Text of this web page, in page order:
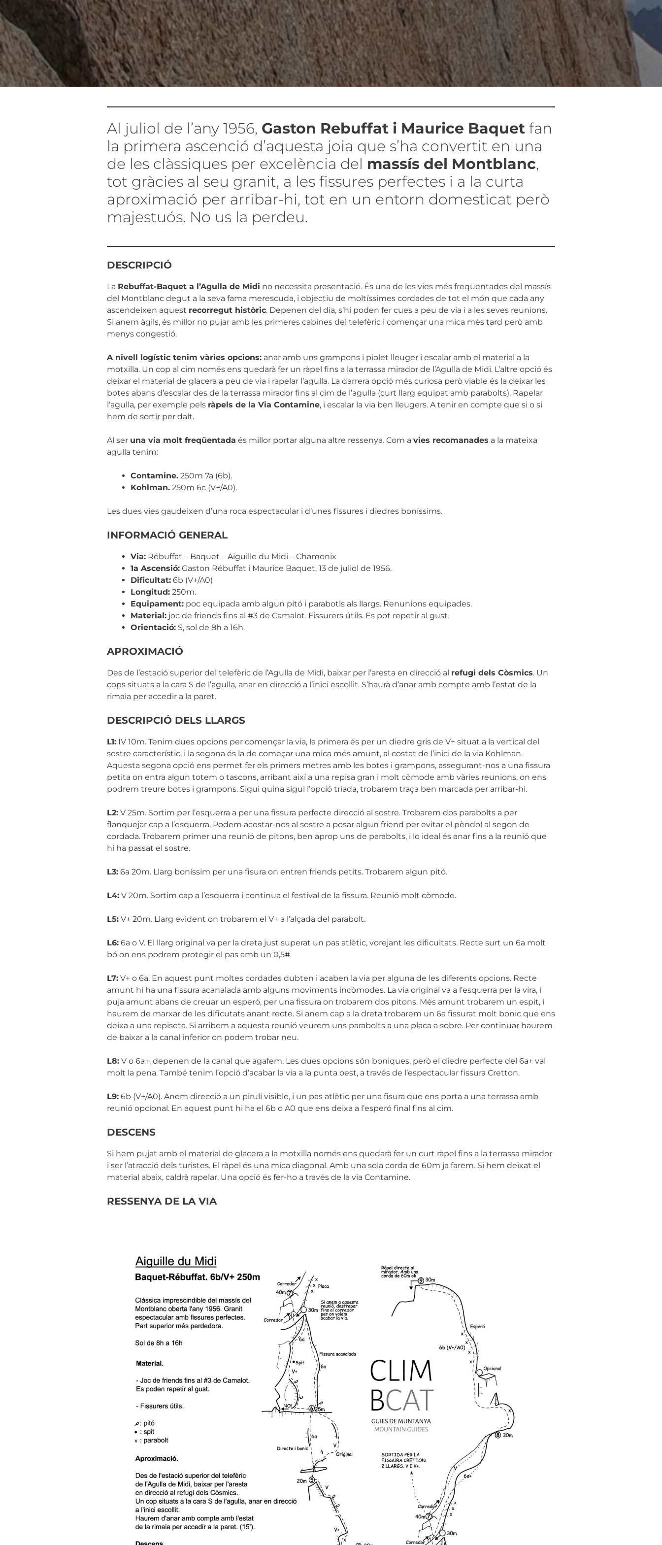
Al juliol de l’any 1956, Gaston Rebuffat i Maurice Baquet fan
la primera ascenció d’aquesta joia que s’ha convertit en una
de les clàssiques per excelència del massís del Montblanc,
tot gràcies al seu granit, a les fissures perfectes i a la curta
aproximació per arribar-hi, tot en un entorn domesticat però
majestuós. No us la perdeu.
DESCRIPCIÓ
La Rebuffat-Baquet a l’Agulla de Midi no necessita presentació. És una de les vies més freqüentades del massís
del Montblanc degut a la seva fama merescuda, i objectiu de moltíssimes cordades de tot el món que cada any
ascendeixen aquest recorregut històric. Depenen del dia, s’hi poden fer cues a peu de via i a les seves reunions.
Si anem àgils, és millor no pujar amb les primeres cabines del telefèric i començar una mica més tard però amb
menys congestió.
A nivell logístic tenim vàries opcions: anar amb uns grampons i piolet lleuger i escalar amb el material a la
motxilla. Un cop al cim només ens quedarà fer un ràpel fins a la terrassa mirador de l’Agulla de Midi. L’altre opció és
deixar el material de glacera a peu de via i rapelar l’agulla. La darrera opció més curiosa però viable és la deixar les
botes abans d’escalar des de la terrassa mirador fins al cim de l’agulla (curt llarg equipat amb parabolts). Rapelar
l’agulla, per exemple pels ràpels de la Via Contamine, i escalar la via ben lleugers. A tenir en compte que si o si
hem de sortir per dalt.
Al ser una via molt freqüentada és millor portar alguna altre ressenya. Com a vies recomanades a la mateixa
agulla tenim:
Contamine. 250m 7a (6b).
Kohlman. 250m 6c (V+/A0).
Les dues vies gaudeixen d’una roca espectacular i d’unes fissures i diedres boníssims.
INFORMACIÓ GENERAL
Via: Rébuffat – Baquet – Aiguille du Midi – Chamonix
1a Ascensió: Gaston Rébuffat i Maurice Baquet, 13 de juliol de 1956.
Dificultat: 6b (V+/A0)
Longitud: 250m.
Equipament: poc equipada amb algun pitó i parabotls als llargs. Renunions equipades.
Material: joc de friends fins al #3 de Camalot. Fissurers útils. Es pot repetir al gust.
Orientació: S, sol de 8h a 16h.
APROXIMACIÓ
Des de l’estació superior del telefèric de l’Agulla de Midi, baixar per l’aresta en direcció al refugi dels Còsmics. Un
cops situats a la cara S de l’agulla, anar en direcció a l’inici escollit. S’haurà d’anar amb compte amb l’estat de la
rimaia per accedir a la paret.
DESCRIPCIÓ DELS LLARGS
L1: IV 10m. Tenim dues opcions per començar la via, la primera és per un diedre gris de V+ situat a la vertical del
sostre característic, i la segona és la de começar una mica més amunt, al costat de l’inici de la via Kohlman.
Aquesta segona opció ens permet fer els primers metres amb les botes i grampons, assegurant-nos a una fissura
petita on entra algun totem o tascons, arribant així a una repisa gran i molt còmode amb vàries reunions, on ens
podrem treure botes i grampons. Sigui quina sigui l’opció triada, trobarem traça ben marcada per arribar-hi.
L2: V 25m. Sortim per l’esquerra a per una fissura perfecte direcció al sostre. Trobarem dos parabolts a per
flanquejar cap a l’esquerra. Podem acostar-nos al sostre a posar algun friend per evitar el pèndol al segon de
cordada. Trobarem primer una reunió de pitons, ben aprop uns de parabolts, i lo ideal és anar fins a la reunió que
hi ha passat el sostre.
L3: 6a 20m. Llarg boníssim per una fisura on entren friends petits. Trobarem algun pitó.
L4: V 20m. Sortim cap a l’esquerra i continua el festival de la fissura. Reunió molt còmode.
L5: V+ 20m. Llarg evident on trobarem el V+ a l’alçada del parabolt.
L6: 6a o V. El llarg original va per la dreta just superat un pas atlètic, vorejant les dificultats. Recte surt un 6a molt
bó on ens podrem protegir el pas amb un 0,5#.
L7: V+ o 6a. En aquest punt moltes cordades dubten i acaben la via per alguna de les diferents opcions. Recte
amunt hi ha una fissura acanalada amb alguns moviments incòmodes. La via original va a l’esquerra per la vira, i
puja amunt abans de creuar un esperó, per una fissura on trobarem dos pitons. Més amunt trobarem un espit, i
haurem de marxar de les dificutats anant recte. Si anem cap a la dreta trobarem un 6a fissurat molt bonic que ens
deixa a una repiseta. Si arribem a aquesta reunió veurem uns parabolts a una placa a sobre. Per continuar haurem
de baixar a la canal inferior on podem trobar neu.
L8: V o 6a+, depenen de la canal que agafem. Les dues opcions són boniques, però el diedre perfecte del 6a+ val
molt la pena. També tenim l’opció d’acabar la via a la punta oest, a través de l’espectacular fissura Cretton.
L9: 6b (V+/A0). Anem direcció a un pirulí visible, i un pas atlètic per una fisura que ens porta a una terrassa amb
reunió opcional. En aquest punt hi ha el 6b o A0 que ens deixa a l’esperó final fins al cim.
DESCENS
Si hem pujat amb el material de glacera a la motxilla només ens quedarà fer un curt ràpel fins a la terrassa mirador
i ser l’atracció dels turistes. El ràpel és una mica diagonal. Amb una sola corda de 60m ja farem. Si hem deixat el
material abaix, caldrà rapelar. Una opció és fer-ho a través de la via Contamine.
RESSENYA DE LA VIA